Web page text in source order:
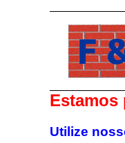
Estamos
Utilize